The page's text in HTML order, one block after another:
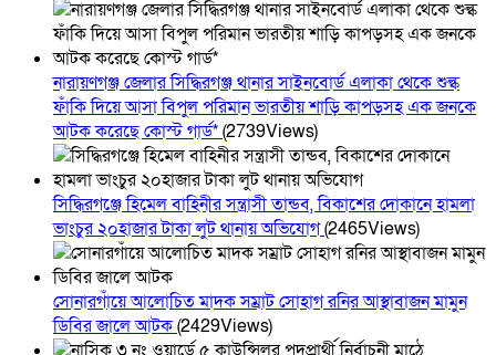
নারায়ণগঞ্জ জেলার সিদ্ধিরগঞ্জ থানার সাইনবোর্ড এলাকা থেকে শুল্ক
ফাঁকি দিয়ে আসা বিপুল পরিমান ভারতীয় শাড়ি কাপড়সহ এক জনকে
আটক করেছে কোস্ট গার্ড*(2739Views)
সিদ্ধিরগঞ্জে হিমেল বাহিনীর সন্ত্রাসী তান্ডব, বিকাশের দোকানে হামলা
ভাংচুর ২০হাজার টাকা লুট থানায় অভিযোগ(2465Views)
সোনারগাঁয়ে আলোচিত মাদক সম্রাট সোহাগ রনির আস্থাবাজন মামুন
ডিবির জালে আটক(2429Views)